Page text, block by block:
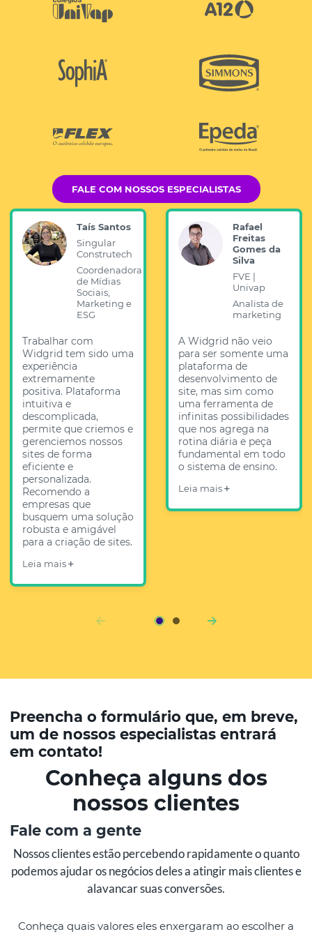
FALE COM NOSSOS ESPECIALISTAS
Taís Santos
Singular
Construtech
Coordenadora
de Mídias
Sociais,
Marketing e
ESG
Trabalhar com
Widgrid tem sido uma
experiência
extremamente
positiva. Plataforma
intuitiva e
descomplicada,
permite que criemos e
gerenciemos nossos
sites de forma
eficiente e
personalizada.
Recomendo a
empresas que
busquem uma solução
robusta e amigável
para a criação de sites.
Leia mais
Rafael
Freitas
Gomes da
Silva
FVE |
Univap
Analista de
marketing
A Widgrid não veio
para ser somente uma
plataforma de
desenvolvimento de
site, mas sim como
uma ferramenta de
infinitas possibilidades
que nos agrega na
rotina diária e peça
fundamental em todo
o sistema de ensino.
Leia mais
Preencha o formulário que, em breve,
um de nossos especialistas entrará
em contato!
Conheça alguns dos
nossos clientes
Fale com a gente
Nossos clientes estão percebendo rapidamente o quanto
podemos ajudar os negócios deles a atingir mais clientes e
alavancar suas conversões.
Conheça quais valores eles enxergaram ao escolher a